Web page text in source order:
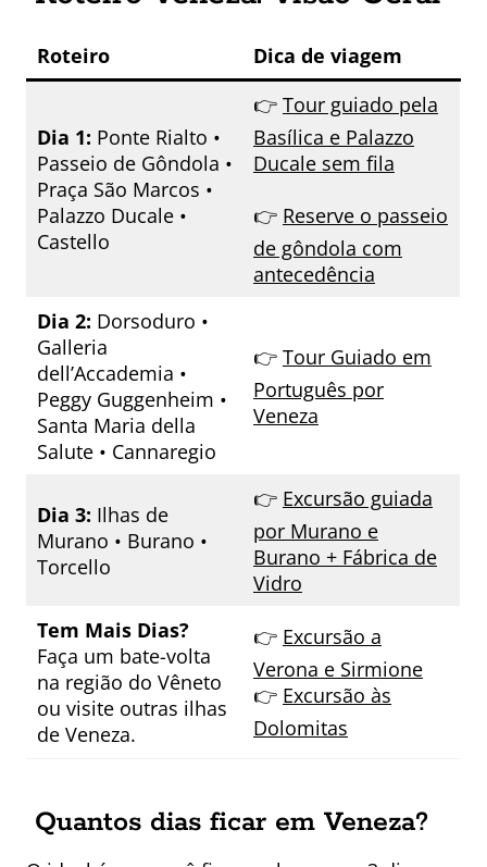
Roteiro Dica de viagem
Dia 1: Ponte Rialto •
Passeio de Gôndola •
Praça São Marcos •
Palazzo Ducale •
Castello
👉 Tour guiado pela
Basílica e Palazzo
Ducale sem fila
👉 Reserve o passeio
de gôndola com
antecedência
Dia 2: Dorsoduro •
Galleria
dell’Accademia •
Peggy Guggenheim •
Santa Maria della
Salute • Cannaregio
👉 Tour Guiado em
Português por
Veneza
Dia 3: Ilhas de
Murano • Burano •
Torcello
👉 Excursão guiada
por Murano e
Burano + Fábrica de
Vidro
Tem Mais Dias?
Faça um bate-volta
na região do Vêneto
ou visite outras ilhas
de Veneza.
👉 Excursão a
Verona e Sirmione
👉 Excursão às
Dolomitas
Quantos dias ficar em Veneza?